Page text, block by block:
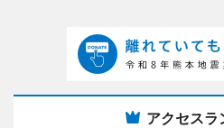
アクセスラ